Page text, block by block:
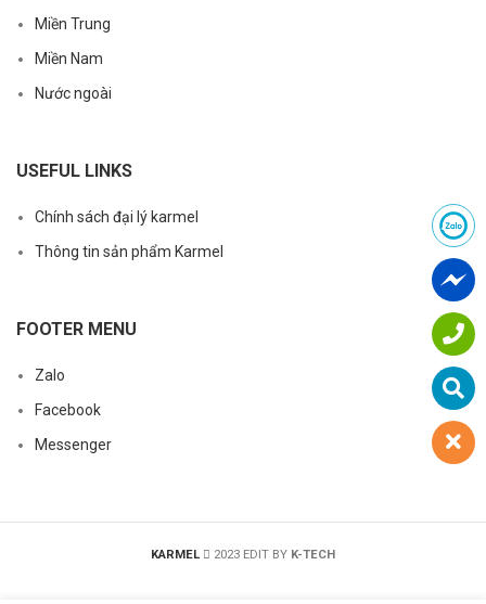
Miền Trung
Miền Nam
Nước ngoài
USEFUL LINKS
Chính sách đại lý karmel
Thông tin sản phẩm Karmel
FOOTER MENU
Zalo
Facebook
Messenger
KARMEL 2023 EDIT BY K-TECH